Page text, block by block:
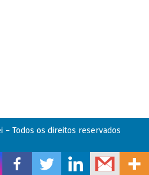
– Todos os direitos reservados